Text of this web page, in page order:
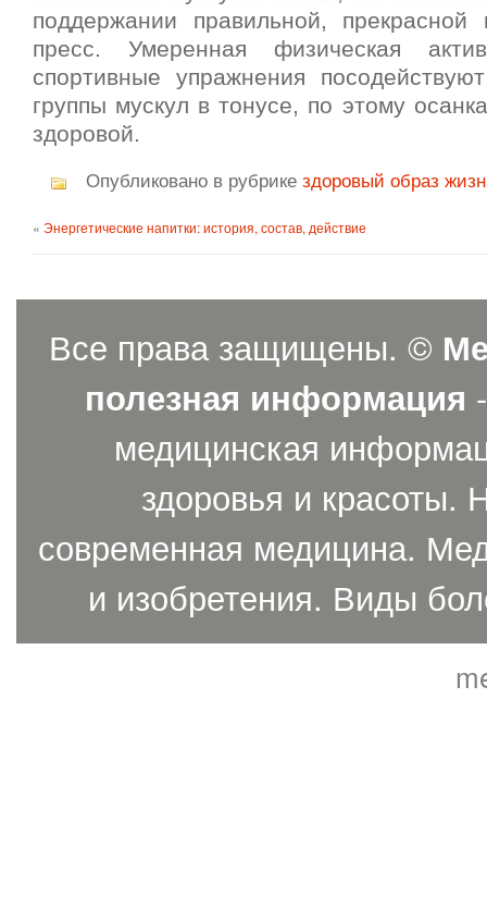
поддержании правильной,
пресс. Умеренная физическая
спортивные упражнения
группы мускул в тонусе, по этому
здоровой.
Опубликовано в рубрике здоровый образ
« Энергетические напитки: история, состав, действие
Все права защищены. ©
полезная информация
медицинская
здоровья и красоты.
современная медицина.
и изобретения. Виды